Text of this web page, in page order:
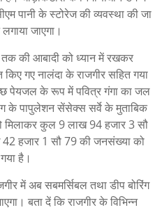
पानी के स्टोरेज की व्यवस्था की जा
जाएगा।
तक की आबादी को ध्यान में रखकर
किए गए नालंदा के राजगीर सहित गया
पेयजल के रूप में पवित्र गंगा का जल
के पापुलेशन सेंसेक्स सर्वे के मुताबिक
मिलाकर कुल 9 लाख 94 हजार 3 सौ
42 हजार 1 सौ 79 की जनसंख्या को
है।
में अब सबमर्सिबल तथा डीप बोरिंग
बता दें कि राजगीर के विभिन्न